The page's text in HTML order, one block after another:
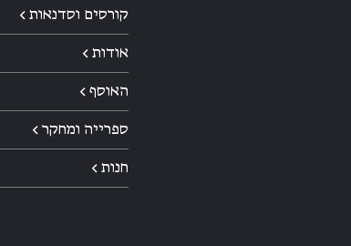
קורסים וסדנאות ←
אודות ←
האוסף ←
ספרייה ומחקר ←
חנות ←